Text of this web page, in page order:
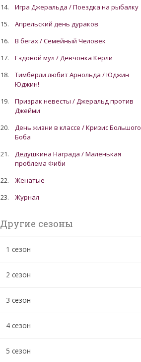
14.
Игра Джеральда / Поездка на рыбалку
15.
Апрельский день дураков
16.
В бегах / Семейный Человек
17.
Ездовой мул / Девчонка Керли
18.
Тимберли любит Арнольда / Юджин
Юджин!
19.
Призрак невесты / Джеральд против
Джейми
20.
День жизни в классе / Кризис Большого
Боба
21.
Дедушкина Награда / Маленькая
проблема Фиби
22.
Женатые
23.
Журнал
Другие сезоны
1 сезон
2 сезон
3 сезон
4 сезон
5 сезон